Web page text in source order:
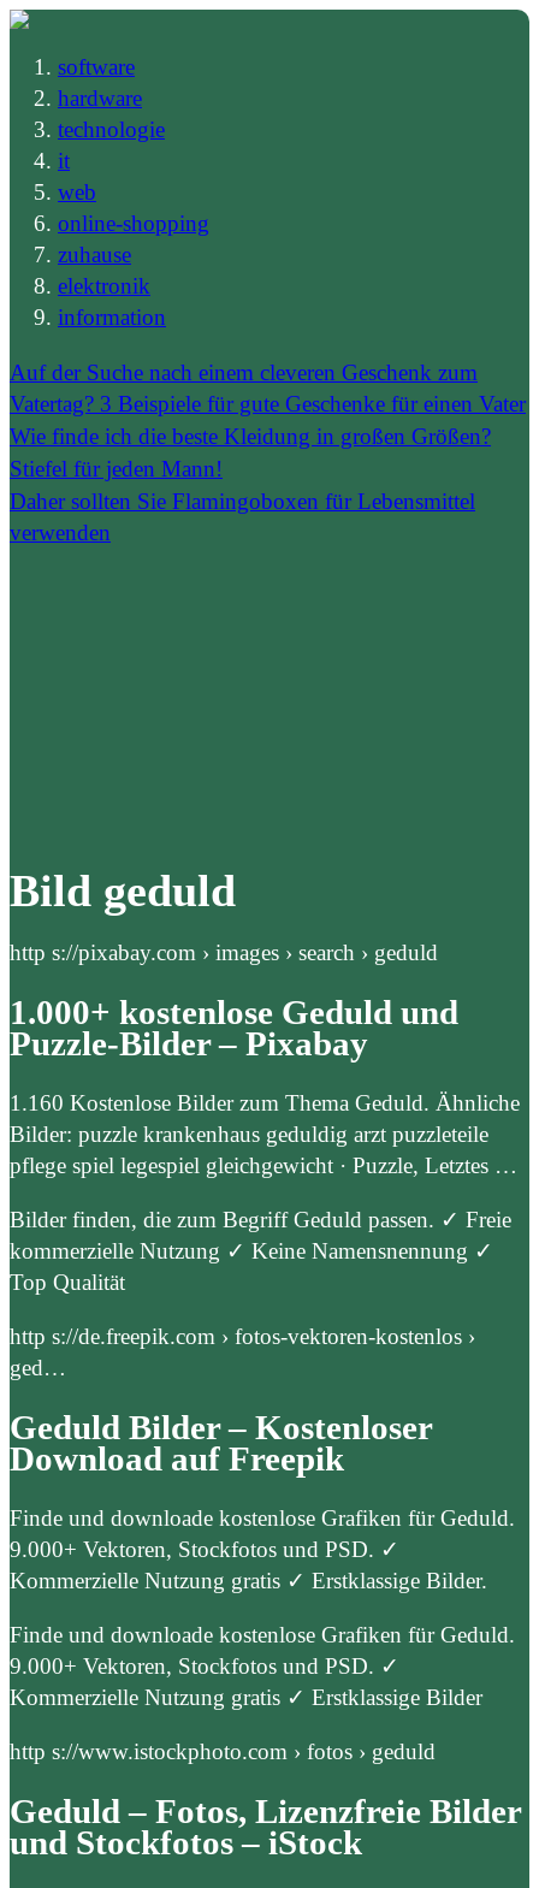
software
hardware
technologie
it
web
online-shopping
zuhause
elektronik
information
Auf der Suche nach einem cleveren Geschenk zum
Vatertag? 3 Beispiele für gute Geschenke für einen Vater
Wie finde ich die beste Kleidung in großen Größen?
Stiefel für jeden Mann!
Daher sollten Sie Flamingoboxen für Lebensmittel
verwenden
Bild geduld
http s://pixabay.com › images › search › geduld
1.000+ kostenlose Geduld und
Puzzle-Bilder – Pixabay
1.160 Kostenlose Bilder zum Thema Geduld. Ähnliche
Bilder: puzzle krankenhaus geduldig arzt puzzleteile
pflege spiel legespiel gleichgewicht · Puzzle, Letztes …
Bilder finden, die zum Begriff Geduld passen. ✓ Freie
kommerzielle Nutzung ✓ Keine Namensnennung ✓
Top Qualität
http s://de.freepik.com › fotos-vektoren-kostenlos ›
ged…
Geduld Bilder – Kostenloser
Download auf Freepik
Finde und downloade kostenlose Grafiken für Geduld.
9.000+ Vektoren, Stockfotos und PSD. ✓
Kommerzielle Nutzung gratis ✓ Erstklassige Bilder.
Finde und downloade kostenlose Grafiken für Geduld.
9.000+ Vektoren, Stockfotos und PSD. ✓
Kommerzielle Nutzung gratis ✓ Erstklassige Bilder
http s://www.istockphoto.com › fotos › geduld
Geduld – Fotos, Lizenzfreie Bilder
und Stockfotos – iStock